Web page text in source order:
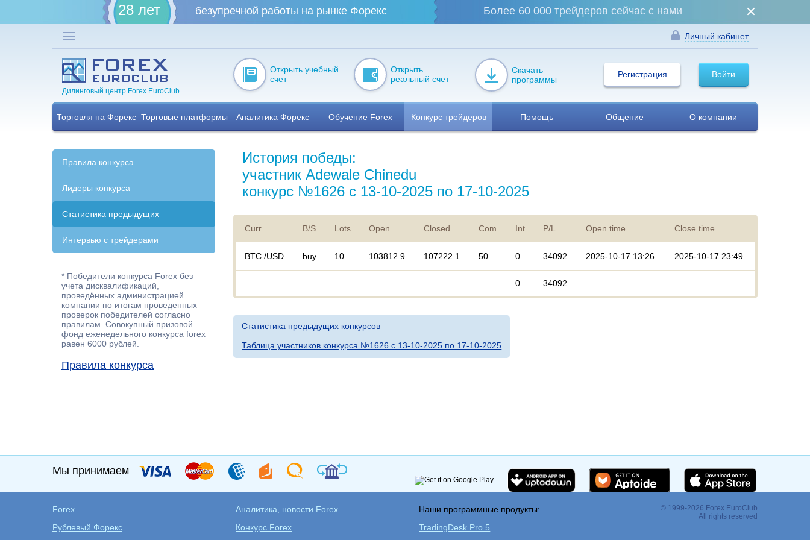
28 лет безупречной работы на рынке Форекс Более 60 000 трейдеров сейчас с нами
Личный кабинет
Дилинговый центр Forex EuroClub
Открыть учебный
счет
Открыть
реальный счет
Скачать
программы
Войти
Регистрация
Торговля на Форекс Торговые платформы Аналитика Форекс Обучение Forex Конкурс трейдеров Помощь Общение О компании
Правила конкурса
Лидеры конкурса
Статистика предыдущих
Интервью с трейдерами
* Победители конкурса Forex без
учета дисквалификаций,
проведённых администрацией
компании по итогам проведенных
проверок победителей согласно
правилам. Совокупный призовой
фонд еженедельного конкурса forex
равен 6000 рублей.
Правила конкурса
История победы:
участник Adewale Chinedu
конкурс №1626 с 13-10-2025 по 17-10-2025
Curr B/S Lots Open Closed Com Int P/L Open time Close time
BTC /USD buy 10 103812.9 107222.1 50 0 34092 2025-10-17 13:26 2025-10-17 23:49
0 34092
Статистика предыдущих конкурсов
Таблица участников конкурса №1626 c 13-10-2025 по 17-10-2025
Мы принимаем
Forex
Рублевый Форекс
Аналитика, новости Forex
Конкурс Forex
Наши программные продукты:
TradingDesk Pro 5
© 1999-2026 Forex EuroClub
All rights reserved